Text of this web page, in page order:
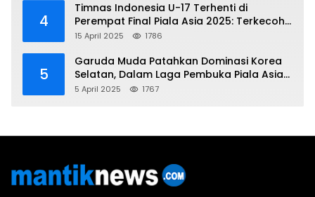
4
Timnas Indonesia U-17 Terhenti di
Perempat Final Piala Asia 2025: Terkecoh
Korea Utara
15 April 2025 1786
5
Garuda Muda Patahkan Dominasi Korea
Selatan, Dalam Laga Pembuka Piala Asia
2025 U-17
5 April 2025 1767